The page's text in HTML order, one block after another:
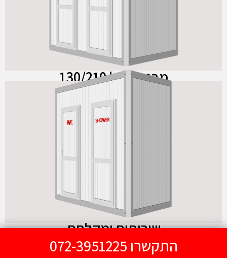
מבנה כפול 130/210
שירותים ומקלחת
שירותים ומקלחת
130/210
התקשרו 072-3951225